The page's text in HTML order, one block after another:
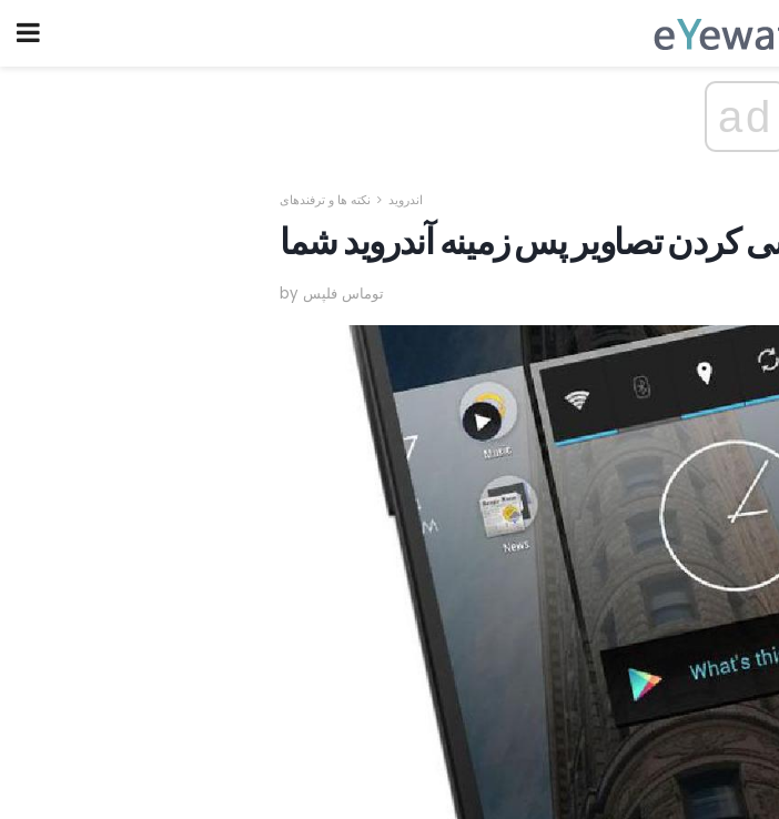
ad
اندروید نکته ها و ترفندهای
کردن تصاویر پس زمینه آندروید شما
by توماس فلپس